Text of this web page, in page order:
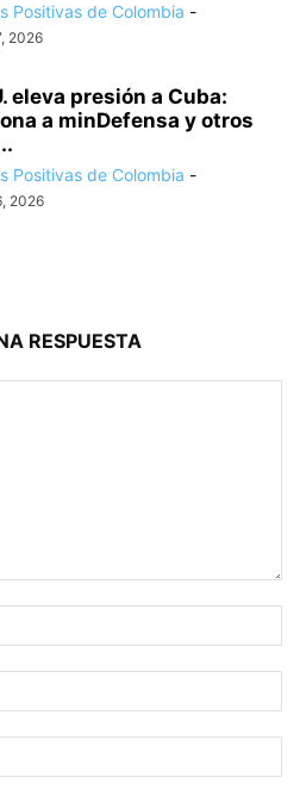
Positivas de Colombia -
2026
eleva presión a Cuba:
a minDefensa y otros
Positivas de Colombia -
2026
RESPUESTA